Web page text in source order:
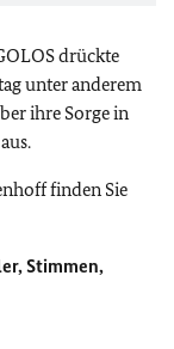
drückte
unter anderem
ihre Sorge in
finden Sie
Stimmen,